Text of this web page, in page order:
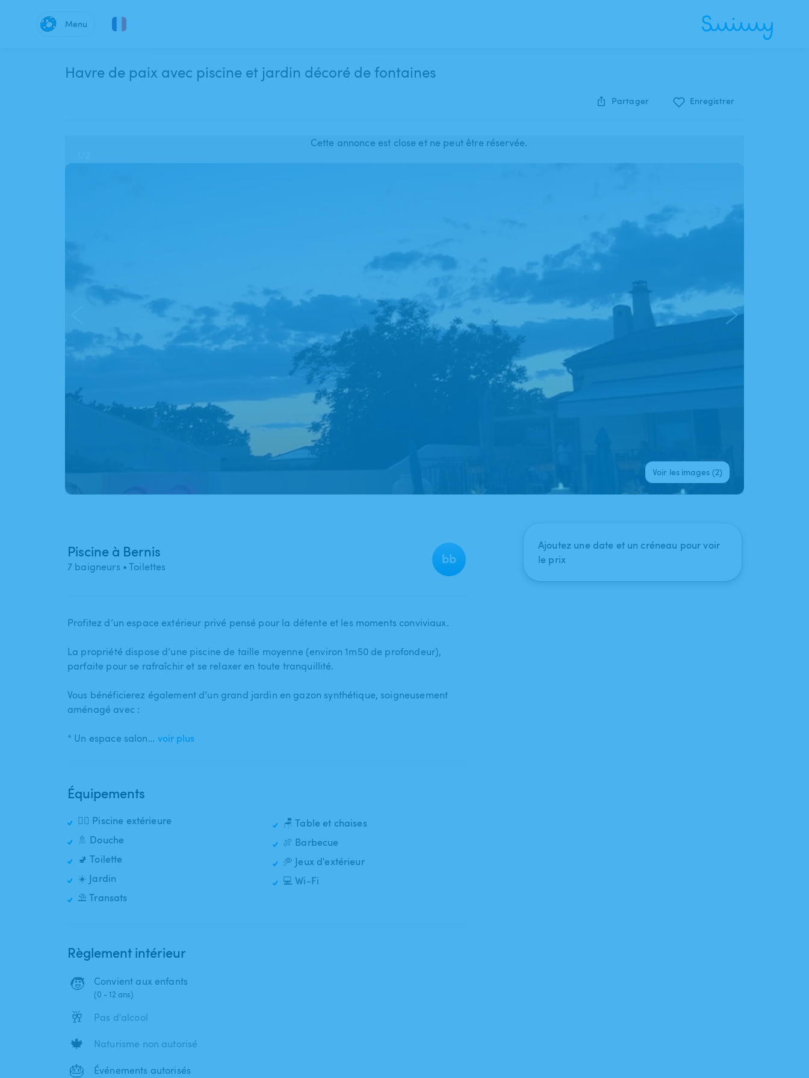
Menu
Havre de paix avec piscine et jardin décoré de fontaines
Partager Enregistrer
Cette annonce est close et ne peut être réservée.
Voir les images (2)
Piscine à Bernis
7 baigneurs • Toilettes
bb
Profitez d’un espace extérieur privé pensé pour la détente et les moments conviviaux.
La propriété dispose d’une piscine de taille moyenne (environ 1m50 de profondeur)​,​
parfaite pour se rafraîchir et se relaxer en toute tranquillité.
Vous bénéficierez également d’un grand jardin en gazon synthétique​,​ soigneusement
aménagé avec :
* Un espace salon… voir plus
Équipements
🏊‍♂️ Piscine extérieure
🚿 Douche
🚽 Toilette
☀️ Jardin
⛱️ Transats
🪑 Table et chaises
🍖 Barbecue
🥏 Jeux d'extérieur
💻 Wi-Fi
Règlement intérieur
🧒 Convient aux enfants
(0 - 12 ans)
🥂 Pas d'alcool
🍁 Naturisme non autorisé
🎂 Événements autorisés
Ajoutez une date et un créneau pour voir
le prix